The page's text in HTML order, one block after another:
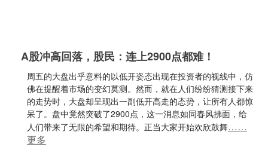
A股冲高回落，股民：连上2900点都难！
周五的大盘出乎意料的以低开姿态出现在投资者的视线中，仿
佛在提醒着市场的变幻莫测。然而，就在人们纷纷猜测接下来
的走势时，大盘却呈现出一副低开高走的态势，让所有人都惊
呆了。盘中竟然突破了2900点，这一消息如同春风拂面，给
人们带来了无限的希望和期待。正当大家开始欢欣鼓舞……
更多